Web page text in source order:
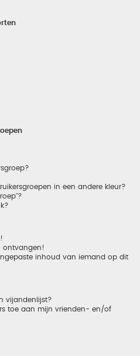
in een andere kleur?
ontvangen!
inhoud van iemand op dit
vijandenlijst?
toe aan mijn vrienden- en/of